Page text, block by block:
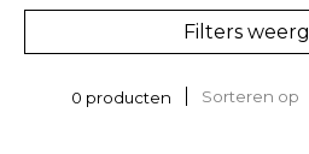
Filters
0 producten Sorteren op